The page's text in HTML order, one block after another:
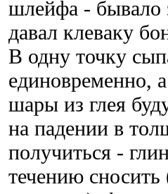
шлейфа - бывало
давал клеваку
В одну точку
единовременно,
шары из глея
на падении в
получиться -
течению сносить